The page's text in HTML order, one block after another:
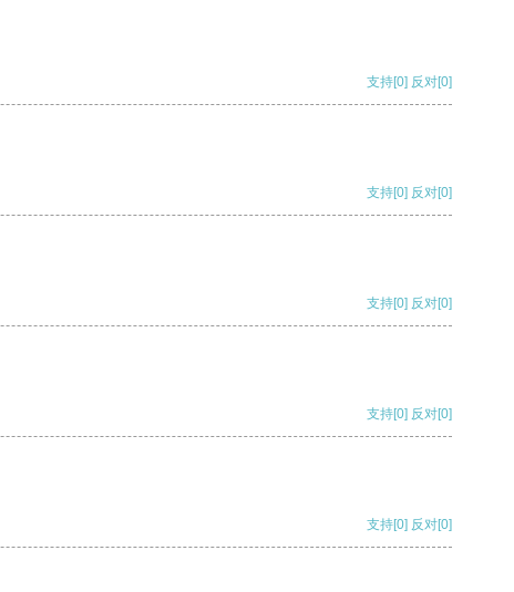
支持[0] 反对[0]
支持[0] 反对[0]
支持[0] 反对[0]
支持[0] 反对[0]
支持[0] 反对[0]